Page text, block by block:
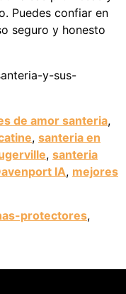
Puedes confiar en
seguro y honesto
de amor santeria,
, santeria en
, santeria
IA, mejores
protectores,